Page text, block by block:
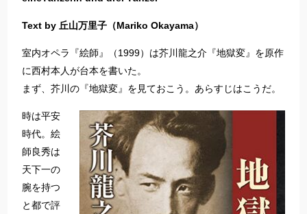
Text by 丘山万里子（Mariko Okayama）
室内オペラ『絵師』（1999）は芥川龍之介『地獄変』を原作
に西村本人が台本を書いた。
まず、芥川の『地獄変』を見ておこう。あらすじはこうだ。
時は平安
時代。絵
師良秀は
天下一の
腕を持つ
と都で評